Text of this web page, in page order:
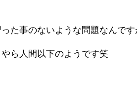
た事のないような問題なんで
ら人間以下のようです笑